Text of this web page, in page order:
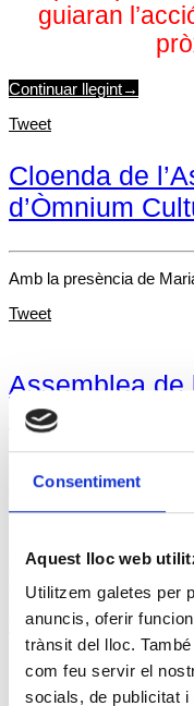
Consentiment
Aquest lloc web
Utilitzem galetes per
anuncis, oferir
trànsit del lloc.
com feu servir el
socials, de publicitat i
guiaran
Continuar llegint→
Tweet
Cloenda de
d’Òmnium
Amb la presència de
Tweet
Assemblea de
USOC del
El dia 2 de
als locals del Centre
delegades en
treball,Continuar llegint→
Tweet
Post navigation